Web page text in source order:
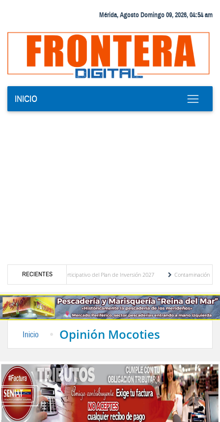
Mérida, Agosto Domingo 09, 2026, 04:54 am
INICIO
RECIENTES
participativo del Plan de Inversión 2027
Contaminación y
Inicio Opinión Mocoties